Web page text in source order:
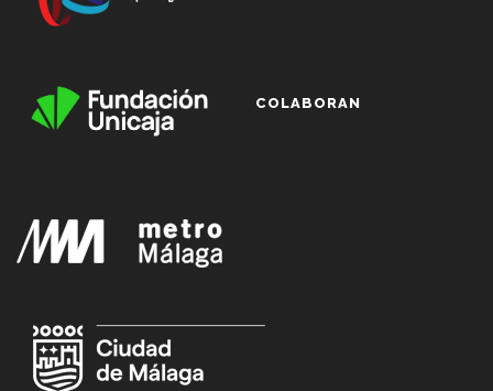
COLABORAN